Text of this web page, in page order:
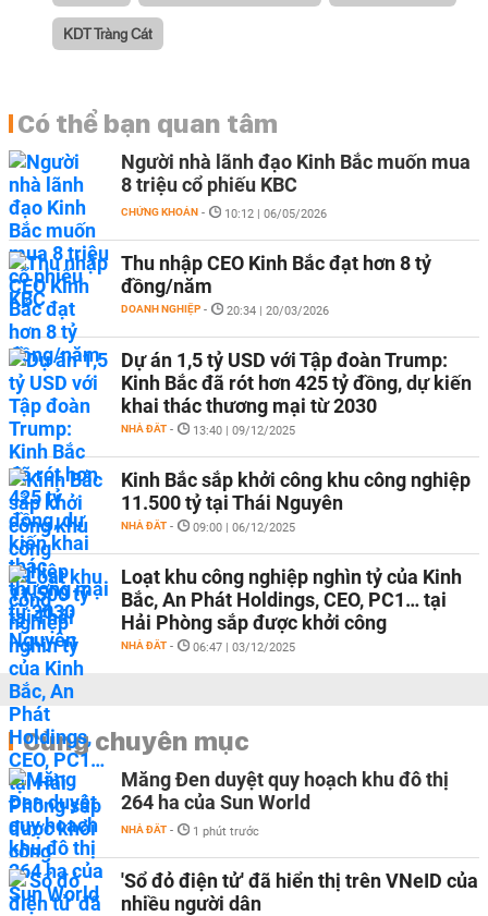
KDT Tràng Cát
Có thể bạn quan tâm
Người nhà lãnh đạo Kinh Bắc muốn mua
8 triệu cổ phiếu KBC
CHỨNG KHOÁN - 10:12 | 06/05/2026
Thu nhập CEO Kinh Bắc đạt hơn 8 tỷ
đồng/năm
DOANH NGHIỆP - 20:34 | 20/03/2026
Dự án 1,5 tỷ USD với Tập đoàn Trump:
Kinh Bắc đã rót hơn 425 tỷ đồng, dự kiến
khai thác thương mại từ 2030
NHÀ ĐẤT - 13:40 | 09/12/2025
Kinh Bắc sắp khởi công khu công nghiệp
11.500 tỷ tại Thái Nguyên
NHÀ ĐẤT - 09:00 | 06/12/2025
Loạt khu công nghiệp nghìn tỷ của Kinh
Bắc, An Phát Holdings, CEO, PC1… tại
Hải Phòng sắp được khởi công
NHÀ ĐẤT - 06:47 | 03/12/2025
Cùng chuyên mục
Măng Đen duyệt quy hoạch khu đô thị
264 ha của Sun World
NHÀ ĐẤT - 1 phút trước
'Sổ đỏ điện tử' đã hiển thị trên VNeID của
nhiều người dân